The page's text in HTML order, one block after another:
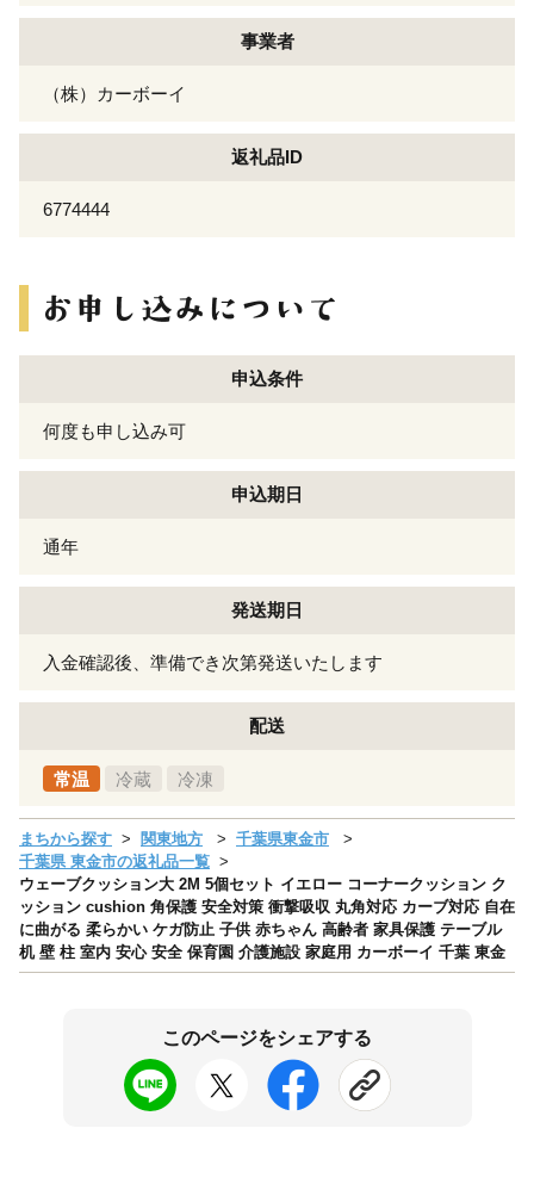
事業者
（株）カーボーイ
返礼品ID
6774444
申込条件
何度も申し込み可
申込期日
通年
発送期日
入金確認後、準備でき次第発送いたします
配送
常温 冷蔵 冷凍
まちから探す 関東地方
千葉県東金市
千葉県 東金市の返礼品一覧
ウェーブクッション大 2M 5個セット イエロー コーナークッション ク
ッション cushion 角保護 安全対策 衝撃吸収 丸角対応 カーブ対応 自在
に曲がる 柔らかい ケガ防止 子供 赤ちゃん 高齢者 家具保護 テーブル
机 壁 柱 室内 安心 安全 保育園 介護施設 家庭用 カーボーイ 千葉 東金
このページをシェアする